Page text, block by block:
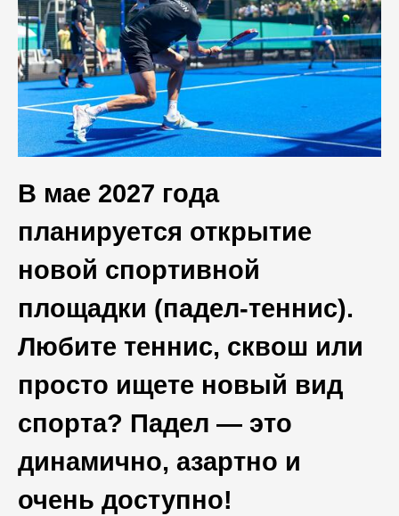
В мае 2027 года
планируется открытие
новой спортивной
площадки (падел-теннис).
Любите теннис, сквош или
просто ищете новый вид
спорта? Падел — это
динамично, азартно и
очень доступно!